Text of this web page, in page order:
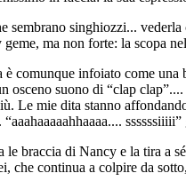
sembrano singhiozzi...
ma non forte: la scopa
comunque infoiato come
osceno suono di “clap
Le mie dita stanno
braccia di Nancy e la tira a
che continua a colpire da